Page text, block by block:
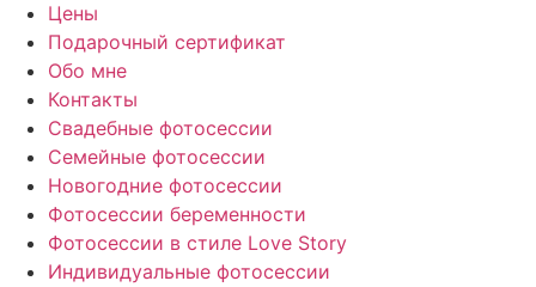
Цены
Подарочный сертификат
Обо мне
Контакты
Свадебные фотосессии
Семейные фотосессии
Новогодние фотосессии
Фотосессии беременности
Фотосессии в стиле Love Story
Индивидуальные фотосессии